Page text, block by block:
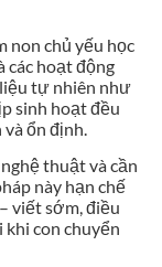
non chủ yếu học
các hoạt động
tự nhiên như
sinh hoạt đều
ổn định.
thuật và cần
này hạn chế
viết sớm, điều
khi con chuyển